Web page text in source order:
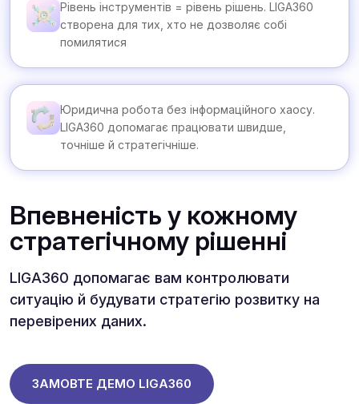
Рівень інструментів = рівень рішень. LIGA360
створена для тих, хто не дозволяє собі
помилятися
Юридична робота без інформаційного хаосу.
LIGA360 допомагає працювати швидше,
точніше й стратегічніше.
Впевненість у кожному
стратегічному рішенні
LIGA360 допомагає вам контролювати
ситуацію й будувати стратегію розвитку на
перевірених даних.
ЗАМОВТЕ ДЕМО LIGA360